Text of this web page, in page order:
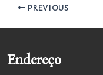
PREVIOUS
Endereço